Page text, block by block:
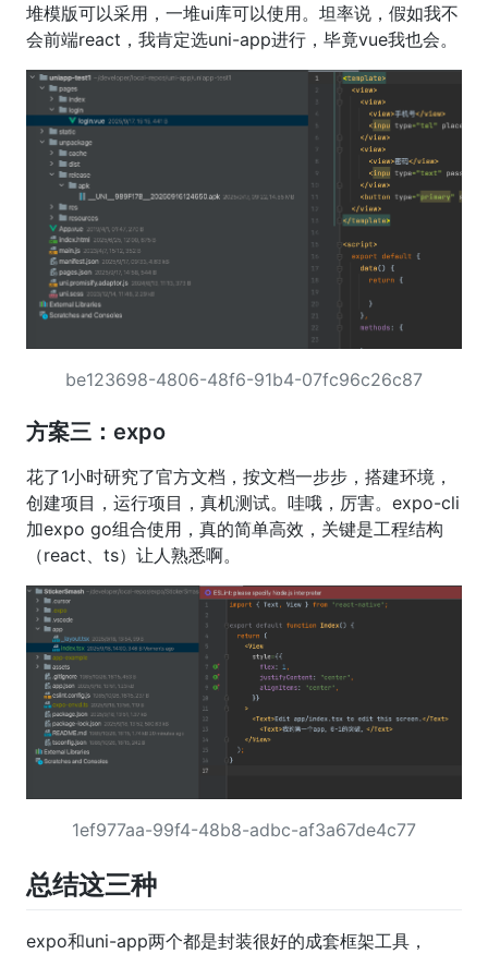
堆模版可以采用，一堆ui库可以使用。坦率说，假如我不
会前端react，我肯定选uni-app进行，毕竟vue我也会。
be123698-4806-48f6-91b4-07fc96c26c87
方案三：expo
花了1小时研究了官方文档，按文档一步步，搭建环境，
创建项目，运行项目，真机测试。哇哦，厉害。expo-cli
加expo go组合使用，真的简单高效，关键是工程结构
（react、ts）让人熟悉啊。
1ef977aa-99f4-48b8-adbc-af3a67de4c77
总结这三种
expo和uni-app两个都是封装很好的成套框架工具，